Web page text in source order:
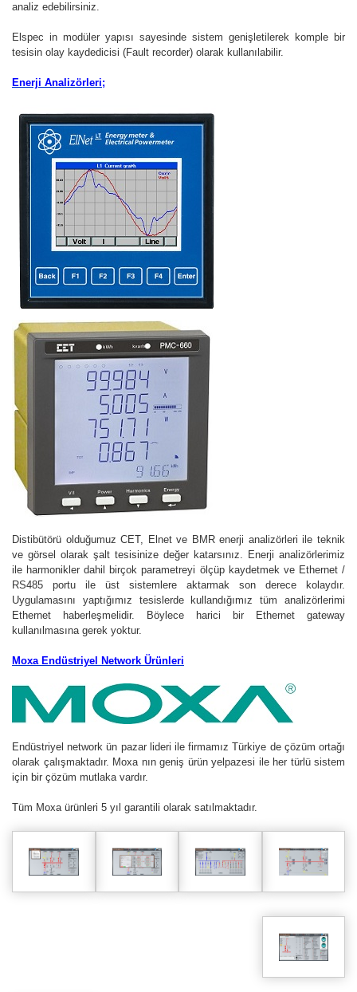
analiz edebilirsiniz.
Elspec in modüler yapısı sayesinde sistem genişletilerek komple bir
tesisin olay kaydedicisi (Fault recorder) olarak kullanılabilir.
Enerji Analizörleri;
Distibütörü olduğumuz CET, Elnet ve BMR enerji analizörleri ile teknik
ve görsel olarak şalt tesisinize değer katarsınız. Enerji analizörlerimiz
ile harmonikler dahil birçok parametreyi ölçüp kaydetmek ve Ethernet /
RS485 portu ile üst sistemlere aktarmak son derece kolaydır.
Uygulamasını yaptığımız tesislerde kullandığımız tüm analizörlerimi
Ethernet haberleşmelidir. Böylece harici bir Ethernet gateway
kullanılmasına gerek yoktur.
Moxa Endüstriyel Network Ürünleri
Endüstriyel network ün pazar lideri ile firmamız Türkiye de çözüm ortağı
olarak çalışmaktadır. Moxa nın geniş ürün yelpazesi ile her türlü sistem
için bir çözüm mutlaka vardır.
Tüm Moxa ürünleri 5 yıl garantili olarak satılmaktadır.